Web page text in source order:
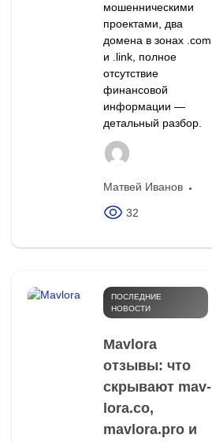
мошенническими
проектами, два
домена в зонах .com
и .link, полное
отсутствие
финансовой
информации —
детальный разбор.
Матвей Иванов
32
ПОСЛЕДНИЕ
НОВОСТИ
Mavlora
отзывы: что
скрывают mav-
lora.co,
mavlora.pro и